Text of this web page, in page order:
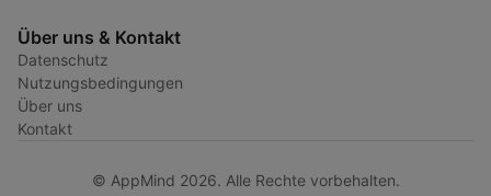
Über uns & Kontakt
Datenschutz
Nutzungsbedingungen
Über uns
Kontakt
© AppMind 2026. Alle Rechte vorbehalten.